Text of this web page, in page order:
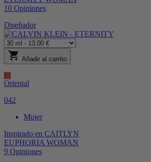
10 Opiniones
Diseñador
shopping_cart Añadir al carrito
Oriental
042
Mujer
Inspirado en CAITLYN
EUPHORIA WOMAN
9 Opiniones